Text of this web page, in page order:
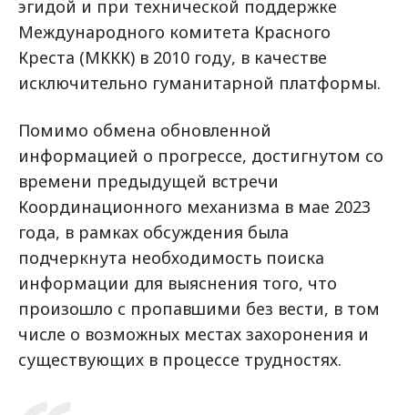
эгидой и при технической поддержке
Международного комитета Красного
Креста (МККК) в 2010 году, в качестве
исключительно гуманитарной платформы.
Помимо обмена обновленной
информацией о прогрессе, достигнутом со
времени предыдущей встречи
Координационного механизма в мае 2023
года, в рамках обсуждения была
подчеркнута необходимость поиска
информации для выяснения того, что
произошло с пропавшими без вести, в том
числе о возможных местах захоронения и
существующих в процессе трудностях.